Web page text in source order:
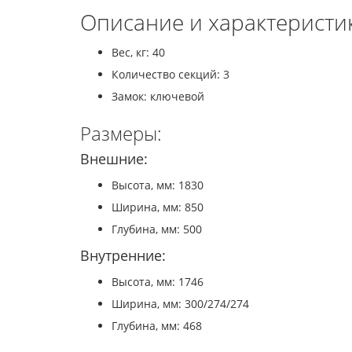
Описание и
Вес, кг: 40
Количество секций: 3
Замок: ключевой
Размеры:
Внешние:
Высота, мм: 1830
Ширина, мм: 850
Глубина, мм: 500
Внутренние:
Высота, мм: 1746
Ширина, мм: 300/274/274
Глубина, мм: 468